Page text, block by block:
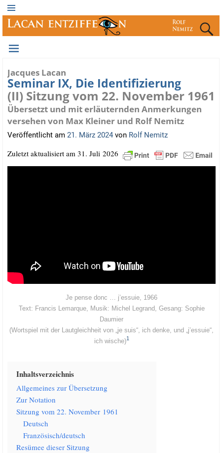
Jacques Lacan
Seminar IX, Die Identifizierung
(II) Sitzung vom 22. November 1961
Übersetzt und mit erläuternden Anmerkungen
versehen von Max Kleiner und Rolf Nemitz
Veröffentlicht am 21. März 2024 von Rolf Nemitz
Zuletzt aktua­li­siert am 31. Juli 2026
Je pen­se donc … j’es­su­ie, 1966
Text: Fran­cis Lemar­que, Musik: Michel Leg­rand, Gesang: Sophie
Daumier
(Wort­spiel mit der Laut­gleich­heit von „je suis“, ich den­ke, und „j’es­su­ie“,
ich wische)1
Inhalts­ver­zeich­nis
All­ge­mei­nes zur Übersetzung
Zur Nota­ti­on
Sit­zung vom 22. Novem­ber 1961
Deutsch
Französisch/​deutsch
Resü­mee die­ser Sitzung